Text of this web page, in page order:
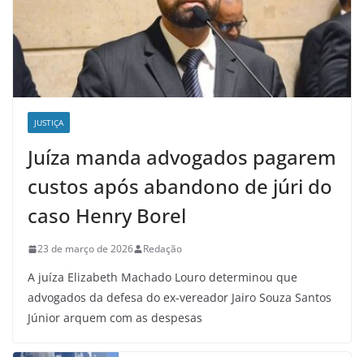
JUSTIÇA
Juíza manda advogados pagarem
custos após abandono de júri do
caso Henry Borel
23 de março de 2026 Redação
A juíza Elizabeth Machado Louro determinou que
advogados da defesa do ex-vereador Jairo Souza Santos
Júnior arquem com as despesas